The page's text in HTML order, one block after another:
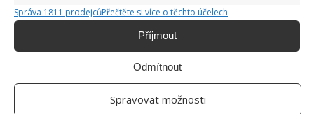
Správa 1811 prodejcůPřečtěte si více o těchto účelech
Příjmout
Odmítnout
Spravovat možnosti
plísní je to horší. Zachráncem je jedlá soda a
Jak správně čistit jednotlivé typy podlah a
nenadělat u toho víc škody než užitku